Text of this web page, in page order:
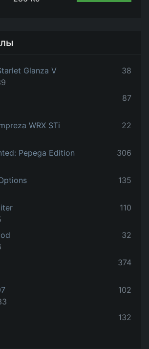
Glanza V
38
87
WRX STi
22
Pepega Edition
306
135
110
32
374
102
132